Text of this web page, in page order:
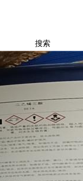
搜索